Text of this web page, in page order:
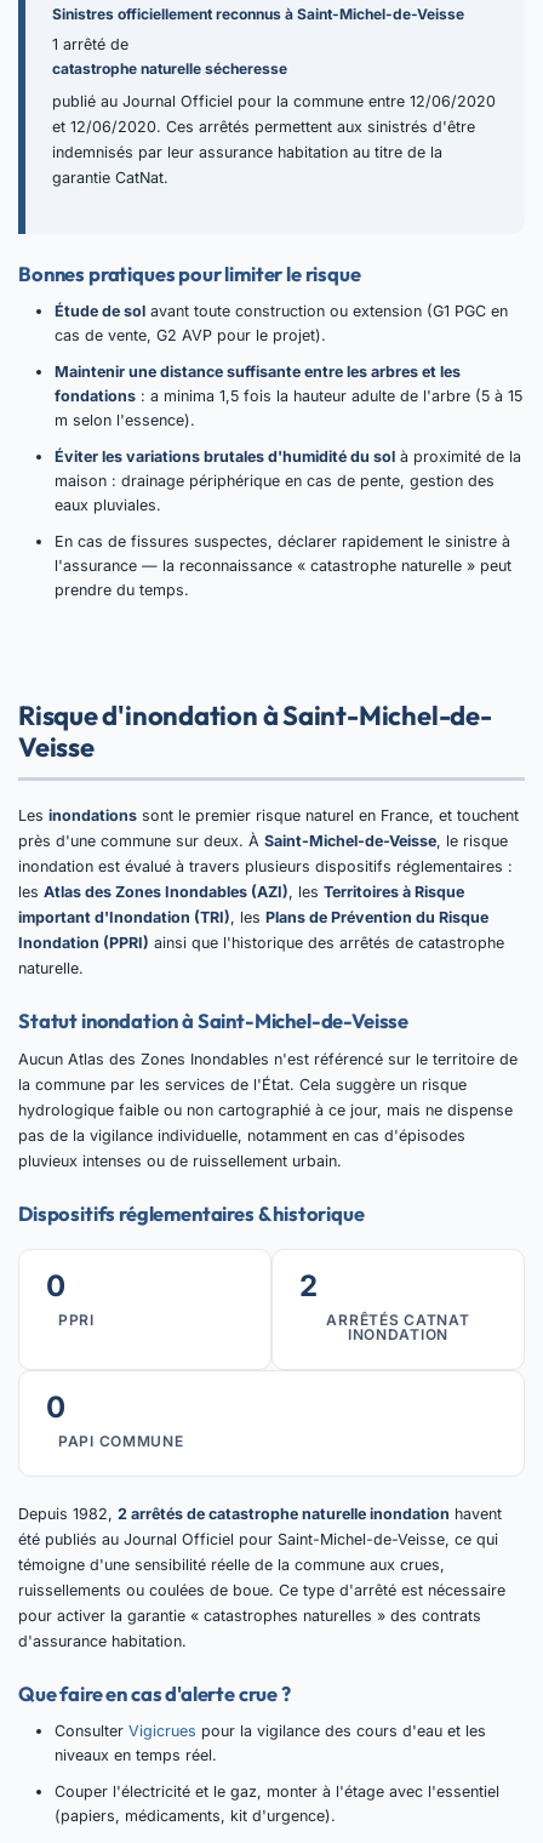
Sinistres officiellement reconnus à Saint-Michel-de-Veisse
1 arrêté de
catastrophe naturelle sécheresse
publié au Journal Officiel pour la commune entre 12/06/2020
et 12/06/2020. Ces arrêtés permettent aux sinistrés d'être
indemnisés par leur assurance habitation au titre de la
garantie CatNat.
Bonnes pratiques pour limiter le risque
Étude de sol avant toute construction ou extension (G1 PGC en
cas de vente, G2 AVP pour le projet).
Maintenir une distance suffisante entre les arbres et les
fondations : a minima 1,5 fois la hauteur adulte de l'arbre (5 à 15
m selon l'essence).
Éviter les variations brutales d'humidité du sol à proximité de la
maison : drainage périphérique en cas de pente, gestion des
eaux pluviales.
En cas de fissures suspectes, déclarer rapidement le sinistre à
l'assurance — la reconnaissance « catastrophe naturelle » peut
prendre du temps.
Risque d'inondation à Saint-Michel-de-
Veisse
Les inondations sont le premier risque naturel en France, et touchent
près d'une commune sur deux. À Saint-Michel-de-Veisse, le risque
inondation est évalué à travers plusieurs dispositifs réglementaires :
les Atlas des Zones Inondables (AZI), les Territoires à Risque
important d'Inondation (TRI), les Plans de Prévention du Risque
Inondation (PPRI) ainsi que l'historique des arrêtés de catastrophe
naturelle.
Statut inondation à Saint-Michel-de-Veisse
Aucun Atlas des Zones Inondables n'est référencé sur le territoire de
la commune par les services de l'État. Cela suggère un risque
hydrologique faible ou non cartographié à ce jour, mais ne dispense
pas de la vigilance individuelle, notamment en cas d'épisodes
pluvieux intenses ou de ruissellement urbain.
Dispositifs réglementaires & historique
0
PPRI
2
ARRÊTÉS CATNAT
INONDATION
0
PAPI COMMUNE
Depuis 1982, 2 arrêtés de catastrophe naturelle inondation havent
été publiés au Journal Officiel pour Saint-Michel-de-Veisse, ce qui
témoigne d'une sensibilité réelle de la commune aux crues,
ruissellements ou coulées de boue. Ce type d'arrêté est nécessaire
pour activer la garantie « catastrophes naturelles » des contrats
d'assurance habitation.
Que faire en cas d'alerte crue ?
Consulter Vigicrues pour la vigilance des cours d'eau et les
niveaux en temps réel.
Couper l'électricité et le gaz, monter à l'étage avec l'essentiel
(papiers, médicaments, kit d'urgence).